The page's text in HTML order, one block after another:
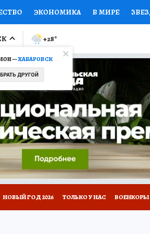
ЭКОНОМИКА В МИРЕ
НАЦИОНАЛЬНЫЕ
МИР Я ЗНАЮ СЕМЬЯ ЖЕНСКИЕ
СЕРИАЛЫ СПЕЦПРОЕКТЫ
КОНКУРСЫ РЕКЛАМА
—ХАБАРОВСК
ДРУГОЙ
+28°
НОВЫЙ ГОД 2026 ТОЛЬКО У НАС ВОЕНКОРЫ